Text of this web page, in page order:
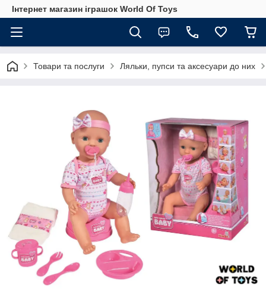
Інтернет магазин іграшок World Of Toys
Товари та послуги Ляльки, пупси та аксесуари до них